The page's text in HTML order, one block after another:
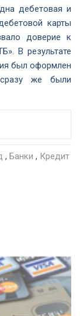
дебетовая и
карты
доверие к
В результате
был оформлен
сразу же были
, Банки , Кредит